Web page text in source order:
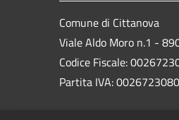
Comune di Cittanova
Viale Aldo Moro n.1 -
Codice Fiscale:
Partita IVA: